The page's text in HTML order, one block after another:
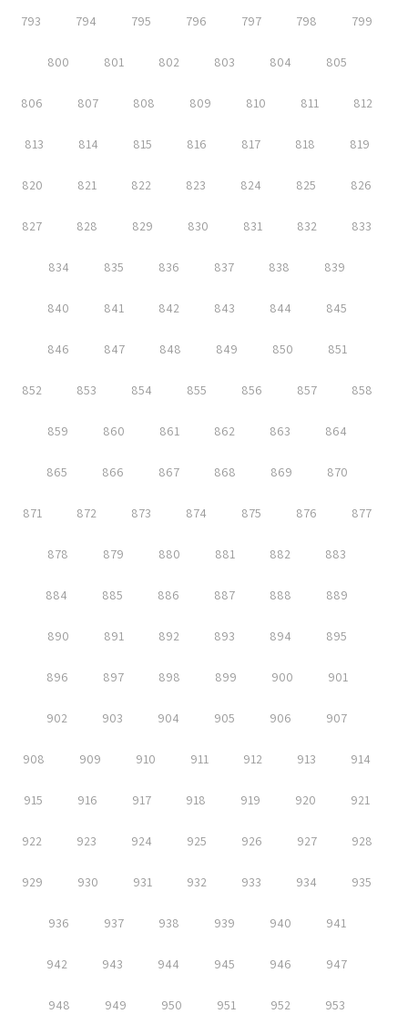
793 794 795 796 797 798 799
800 801 802 803 804 805
806 807 808 809 810 811 812
813 814 815 816 817 818 819
820 821 822 823 824 825 826
827 828 829 830 831 832 833
834 835 836 837 838 839
840 841 842 843 844 845
846 847 848 849 850 851
852 853 854 855 856 857 858
859 860 861 862 863 864
865 866 867 868 869 870
871 872 873 874 875 876 877
878 879 880 881 882 883
884 885 886 887 888 889
890 891 892 893 894 895
896 897 898 899 900 901
902 903 904 905 906 907
908 909 910 911 912 913 914
915 916 917 918 919 920 921
922 923 924 925 926 927 928
929 930 931 932 933 934 935
936 937 938 939 940 941
942 943 944 945 946 947
948 949 950 951 952 953